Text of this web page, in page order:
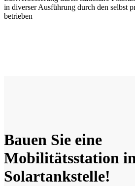
in diverser Ausführung durch den selbst
betrieben
Bauen Sie eine
Mobilitätsstation
Solartankstelle!